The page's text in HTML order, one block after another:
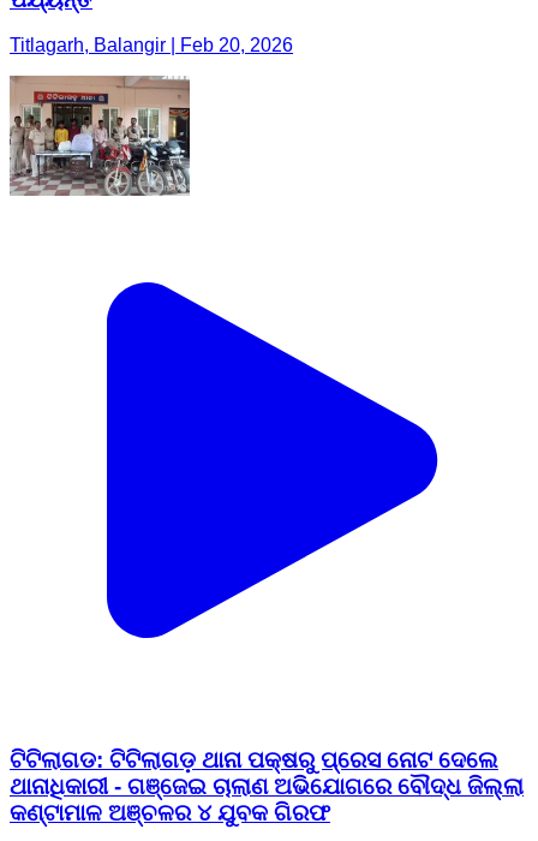
Titlagarh, Balangir | Feb 20, 2026
ଟିଟିଲାଗଡ: ଟିଟିଲାଗଡ଼ ଥାନା ପକ୍ଷରୁ ପ୍ରେସ ନୋଟ ଦେଲେ
ଥାନାଧିକାରୀ - ଗଞ୍ଜେଇ ଚାଲାଣ ଅଭିଯୋଗରେ ବୌଦ୍ଧ ଜିଲ୍ଲା
କଣ୍ଟାମାଳ ଅଞ୍ଚଳର ୪ ଯୁବକ ଗିରଫ